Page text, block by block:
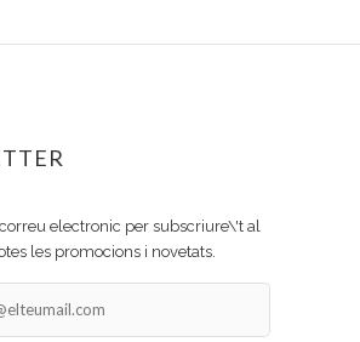
electronic per subscriure\'t al
les promocions i novetats.